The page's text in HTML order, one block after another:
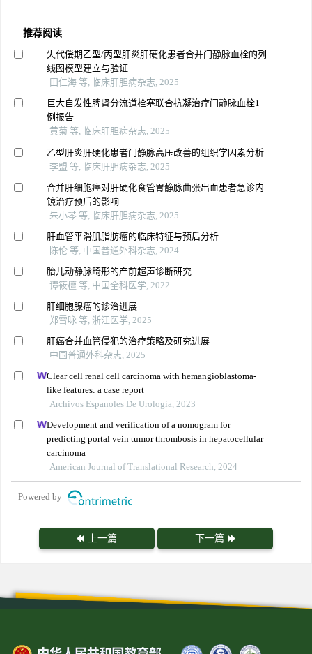
推荐阅读
失代偿期乙型/丙型肝炎肝硬化患者合并门静脉血栓的列
线图模型建立与验证
田仁海 等, 临床肝胆病杂志, 2025
巨大自发性脾肾分流道栓塞联合抗凝治疗门静脉血栓1
例报告
黄菊 等, 临床肝胆病杂志, 2025
乙型肝炎肝硬化患者门静脉高压改善的组织学因素分析
李盟 等, 临床肝胆病杂志, 2025
合并肝细胞癌对肝硬化食管胃静脉曲张出血患者急诊内
镜治疗预后的影响
朱小琴 等, 临床肝胆病杂志, 2025
肝血管平滑肌脂肪瘤的临床特征与预后分析
陈伦 等, 中国普通外科杂志, 2024
胎儿动静脉畸形的产前超声诊断研究
谭筱檀 等, 中国全科医学, 2022
肝细胞腺瘤的诊治进展
郑雪咏 等, 浙江医学, 2025
肝癌合并血管侵犯的治疗策略及研究进展
中国普通外科杂志, 2025
Clear cell renal cell carcinoma with hemangioblastoma-
like features: a case report
Archivos Espanoles De Urologia, 2023
Development and verification of a nomogram for
predicting portal vein tumor thrombosis in hepatocellular
carcinoma
American Journal of Translational Research, 2024
Powered by
上一篇 下一篇